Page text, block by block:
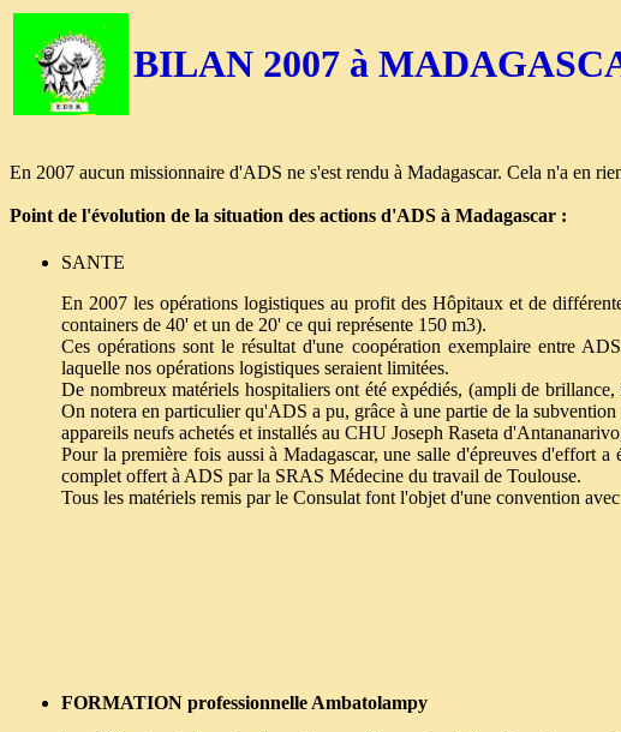
BILAN 2007 à
En 2007 aucun missionnaire d'ADS ne s'est rendu à Madagascar. Cela n'a en
Point de l'évolution de la situation des actions d'ADS à Madagascar :
SANTE
En 2007 les opérations logistiques au profit des Hôpitaux et de
containers de 40' et un de 20' ce qui représente 150 m3).
Ces opérations sont le résultat d'une coopération exemplaire entre
laquelle nos opérations logistiques seraient limitées.
De nombreux matériels hospitaliers ont été expédiés, (ampli de
On notera en particulier qu'ADS a pu, grâce à une partie de la
appareils neufs achetés et installés au CHU Joseph Raseta
Pour la première fois aussi à Madagascar, une salle d'épreuves d'effort
complet offert à ADS par la SRAS Médecine du travail de Toulouse.
Tous les matériels remis par le Consulat font l'objet d'une convention
FORMATION professionnelle Ambatolampy